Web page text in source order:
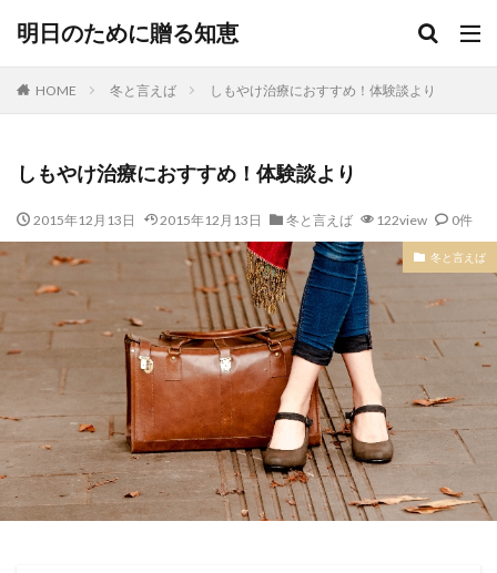
明日のために贈る知恵
HOME 冬と言えば しもやけ治療におすすめ！体験談より
しもやけ治療におすすめ！体験談より
2015年12月13日 2015年12月13日 冬と言えば 122view 0件
冬と言えば